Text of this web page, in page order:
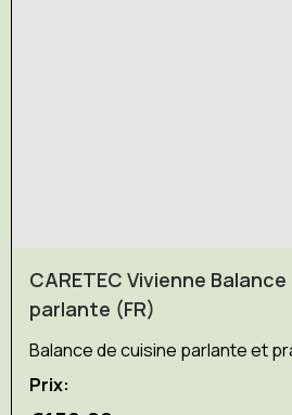
CARETEC Vivienne
parlante (FR)
Balance de cuisine parlante et
Prix: